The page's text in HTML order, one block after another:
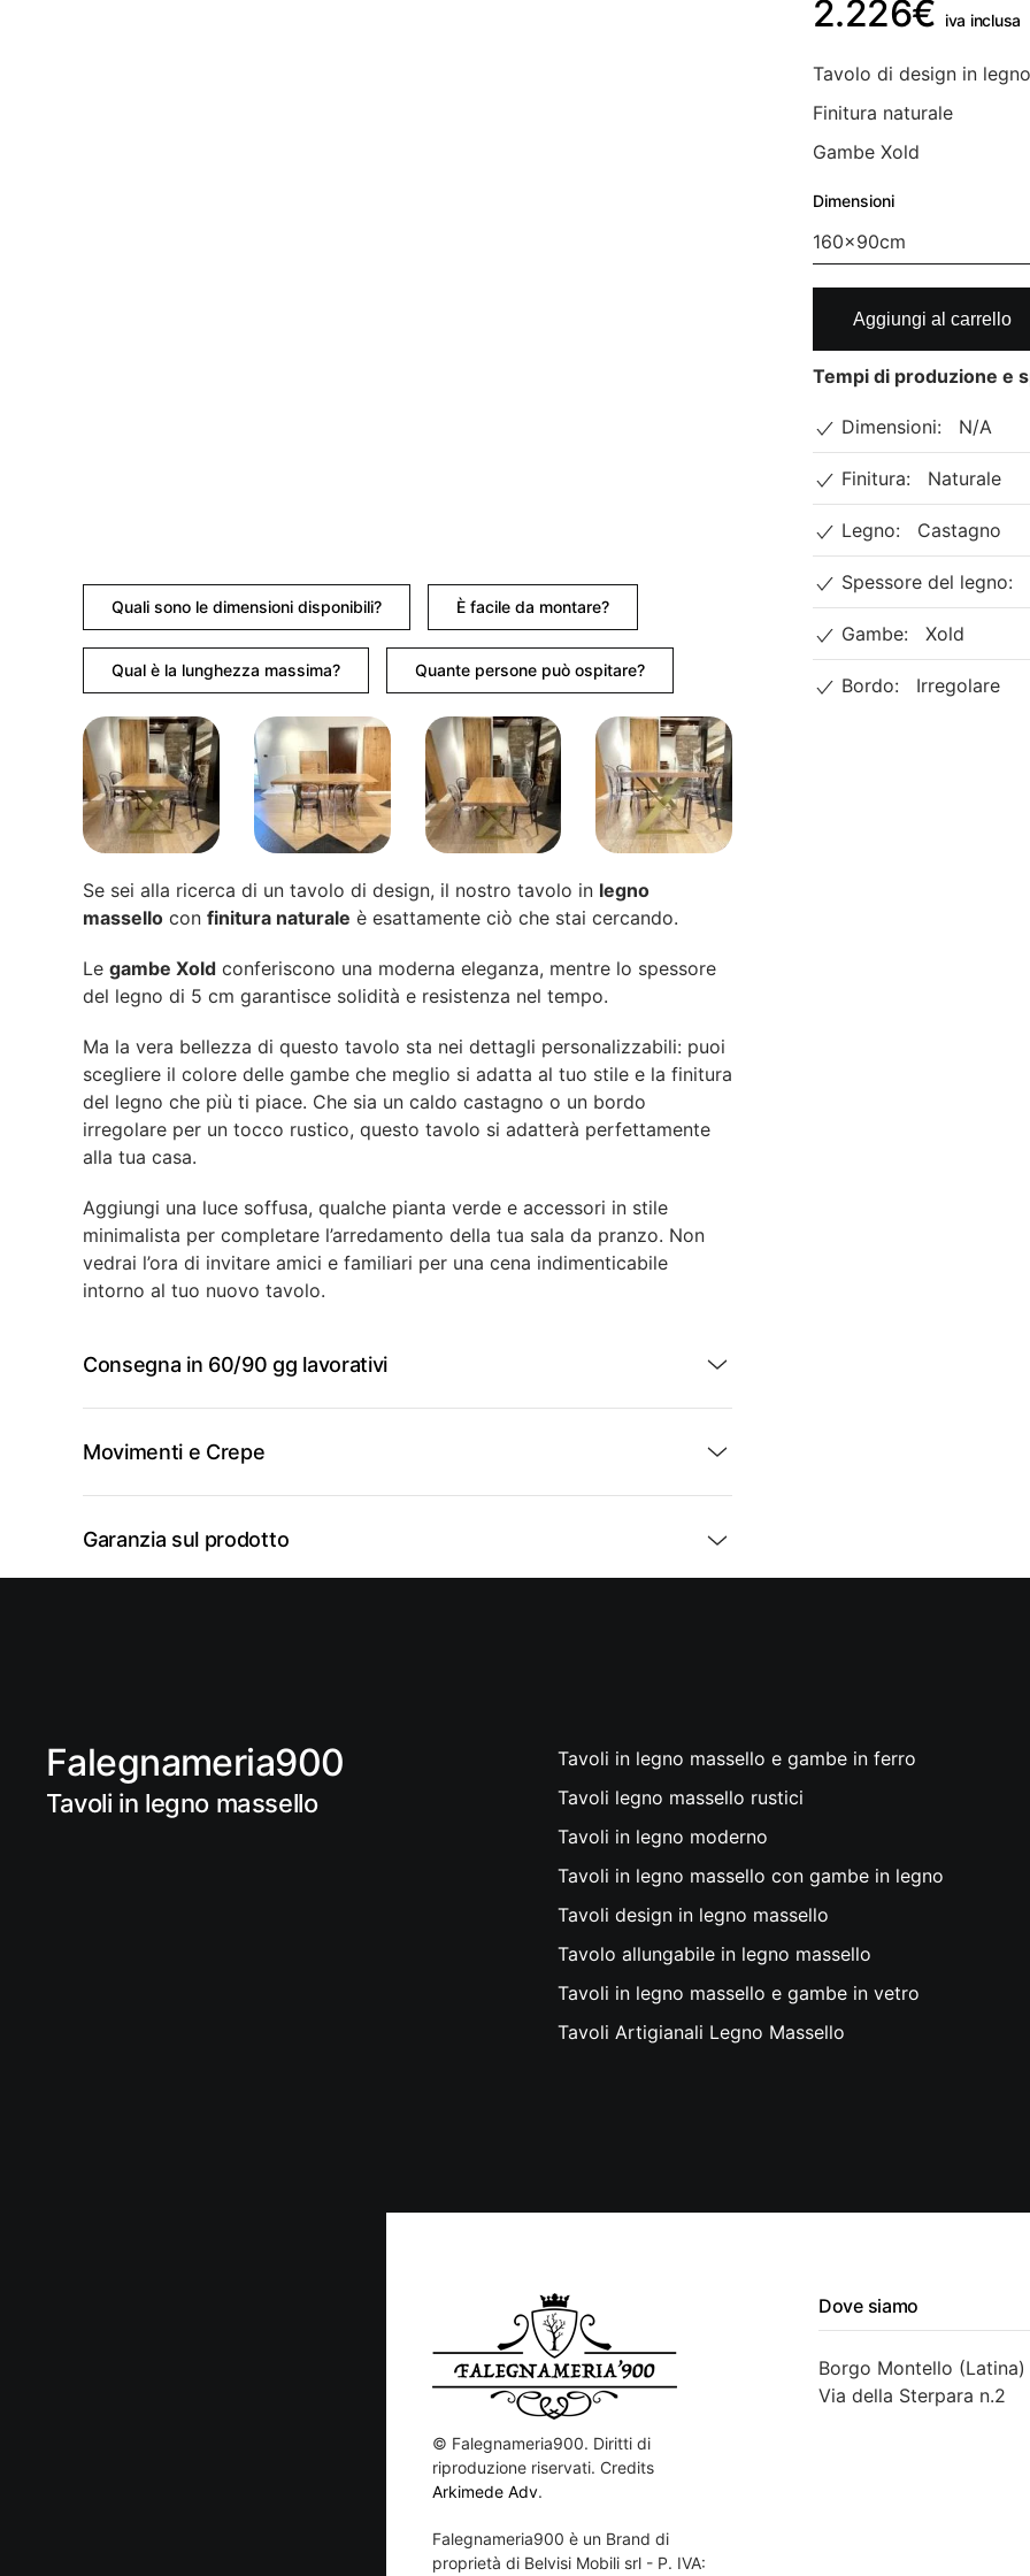
Quali sono le dimensioni disponibili? È facile da montare?
Qual è la lunghezza massima? Quante persone può ospitare?
Se sei alla ricerca di un tavolo di design, il nostro tavolo in legno
massello con finitura naturale è esattamente ciò che stai cercando.
Le gambe Xold conferiscono una moderna eleganza, mentre lo spessore
del legno di 5 cm garantisce solidità e resistenza nel tempo.
Ma la vera bellezza di questo tavolo sta nei dettagli personalizzabili: puoi
scegliere il colore delle gambe che meglio si adatta al tuo stile e la finitura
del legno che più ti piace. Che sia un caldo castagno o un bordo
irregolare per un tocco rustico, questo tavolo si adatterà perfettamente
alla tua casa.
Aggiungi una luce soffusa, qualche pianta verde e accessori in stile
minimalista per completare l’arredamento della tua sala da pranzo. Non
vedrai l’ora di invitare amici e familiari per una cena indimenticabile
intorno al tuo nuovo tavolo.
Consegna in 60/90 gg lavorativi
Movimenti e Crepe
Garanzia sul prodotto
2.226€ iva inclusa
Tavolo di design in
Finitura naturale
Gambe Xold
Dimensioni
legno
massello
gambe
ferro.
Modello
quantità
Aggiungi al carrello
Tempi di produzione e
Dimensioni: N/A
Finitura: Naturale
Legno: Castagno
Spessore del legno:
Gambe: Xold
Bordo: Irregolare
Falegnameria900
Tavoli in legno massello
Tavoli in legno massello e gambe in ferro
Tavoli legno massello rustici
Tavoli in legno moderno
Tavoli in legno massello con gambe in legno
Tavoli design in legno massello
Tavolo allungabile in legno massello
Tavoli in legno massello e gambe in vetro
Tavoli Artigianali Legno Massello
© Falegnameria900. Diritti di
riproduzione riservati. Credits
Arkimede Adv.
Falegnameria900 è un Brand di
proprietà di Belvisi Mobili srl - P. IVA:
Dove siamo
Borgo Montello (Latina)
Via della Sterpara n.2